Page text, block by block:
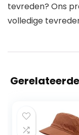
tevreden? Ons
volledige